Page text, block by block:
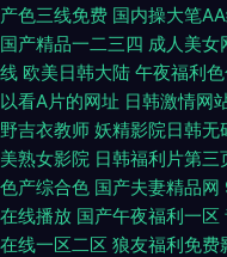
创社区在线看 福利导航亚洲
四射婷婷 国模户外露出 欧美
天天热97免费视频 亚洲色情
入口在线看 天天日天天操天天
产色三线免费 国内操大笔
国产精品一二三四 成人美女
线 欧美日韩大陆 午夜福利
以看A片的网址 日韩激情网
野吉衣教师 妖精影院日韩无
美熟女影院 日韩福利片第三
色产综合色 国产夫妻精品网
在线播放 国产午夜福利一区
在线一区二区 狼友福利免费